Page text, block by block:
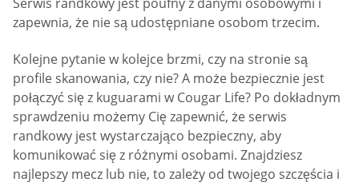
zapewnia, że nie są udostępniane osobom trzecim.
Kolejne pytanie w kolejce brzmi, czy na stronie są
profile skanowania, czy nie? A może bezpiecznie jest
połączyć się z kuguarami w Cougar Life? Po dokładnym
sprawdzeniu możemy Cię zapewnić, że serwis
randkowy jest wystarczająco bezpieczny, aby
komunikować się z różnymi osobami. Znajdziesz
najlepszy mecz lub nie, to zależy od twojego szczęścia i